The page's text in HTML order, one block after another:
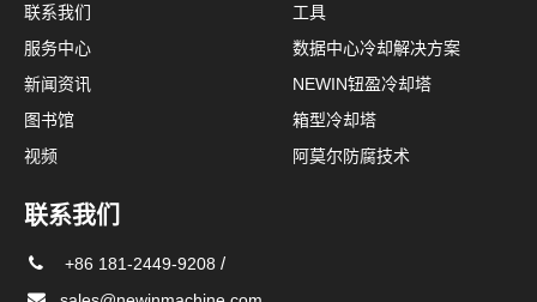
联系我们
服务中心
新闻资讯
图书馆
视频
工具
数据中心冷却解决方案
NEWIN钮盈冷却塔
箱型冷却塔
阿莫尔防腐技术
联系我们
+86 181-2449-9208 /